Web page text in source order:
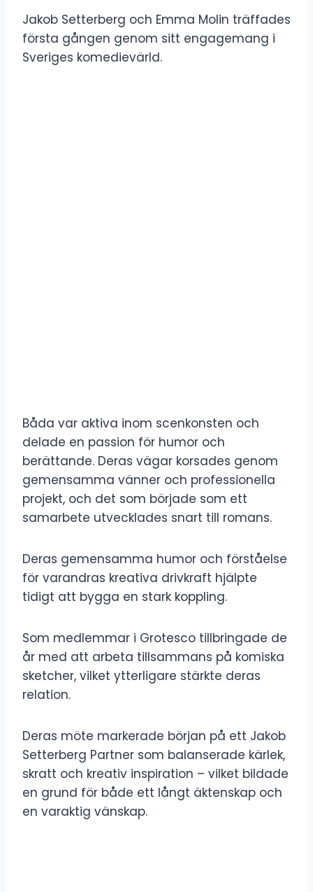
Jakob Setterberg och Emma Molin träffades
första gången genom sitt engagemang i
Sveriges komedievärld.
Båda var aktiva inom scenkonsten och
delade en passion för humor och
berättande. Deras vägar korsades genom
gemensamma vänner och professionella
projekt, och det som började som ett
samarbete utvecklades snart till romans.
Deras gemensamma humor och förståelse
för varandras kreativa drivkraft hjälpte
tidigt att bygga en stark koppling.
Som medlemmar i Grotesco tillbringade de
år med att arbeta tillsammans på komiska
sketcher, vilket ytterligare stärkte deras
relation.
Deras möte markerade början på ett Jakob
Setterberg Partner som balanserade kärlek,
skratt och kreativ inspiration – vilket bildade
en grund för både ett långt äktenskap och
en varaktig vänskap.